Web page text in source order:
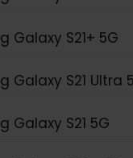
Galaxy S21+ 5G
Galaxy S21 Ultra
Galaxy S21 5G